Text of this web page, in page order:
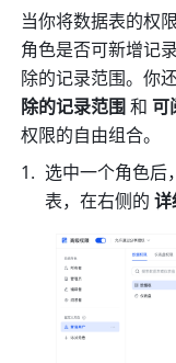
当你将数据表的权
角色是否可新增记
除的记录范围。你
除的记录范围 和 可
权限的自由组合。
选中一个角色后
表，在右侧的